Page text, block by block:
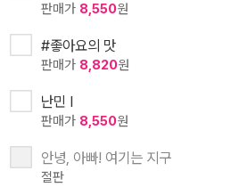
판매가 8,550원
#좋아요의 맛
판매가 8,820원
난민 I
판매가 8,550원
안녕, 아빠! 여기는 지구
절판